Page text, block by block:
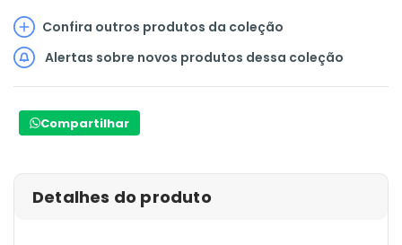
Confira outros produtos da coleção
Alertas sobre novos produtos dessa coleção
Compartilhar
Detalhes do produto